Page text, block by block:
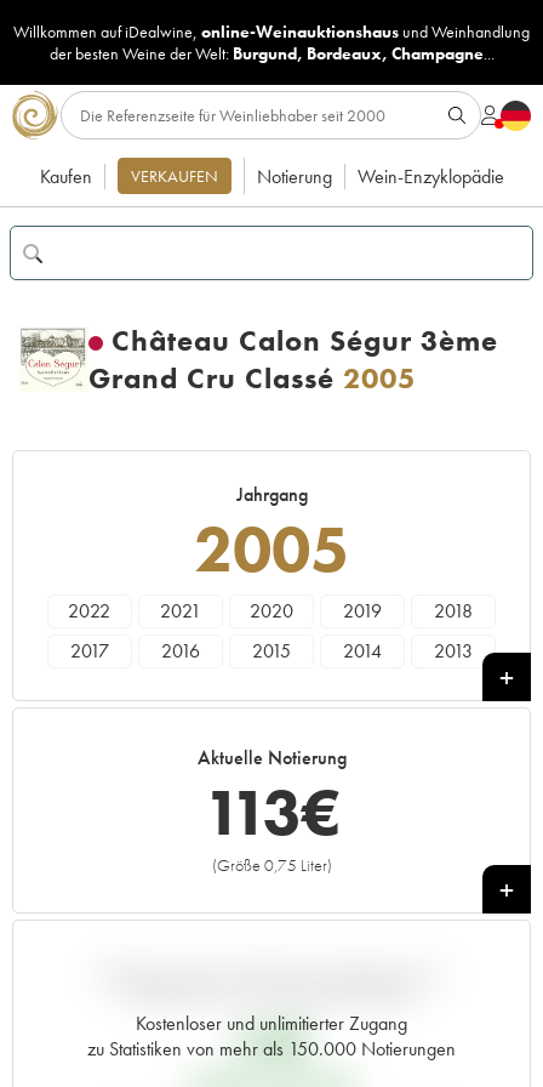
Willkommen auf iDealwine, online-Weinauktionshaus undWeinhandlung
der besten Weine der Welt: Burgund, Bordeaux, Champagne...
Kaufen VERKAUFEN Notierung Wein-Enzyklopädie
Château Calon Ségur 3ème
Grand Cru Classé 2005
Jahrgang
2005
2022 2021 2020 2019
2018
2017
2016 2015 2014
2013
2001 2000 1999
1995
1971 1970 1969
1966
1965 1964 1962
1961
Aktuelle Notierung
113€
(Größe 0,75 Liter)
+
Kostenloser und unlimitierter Zugang
zu Statistiken von mehr als 150.000 Notierungen
64€